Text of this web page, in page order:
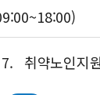
7. 취약노인지